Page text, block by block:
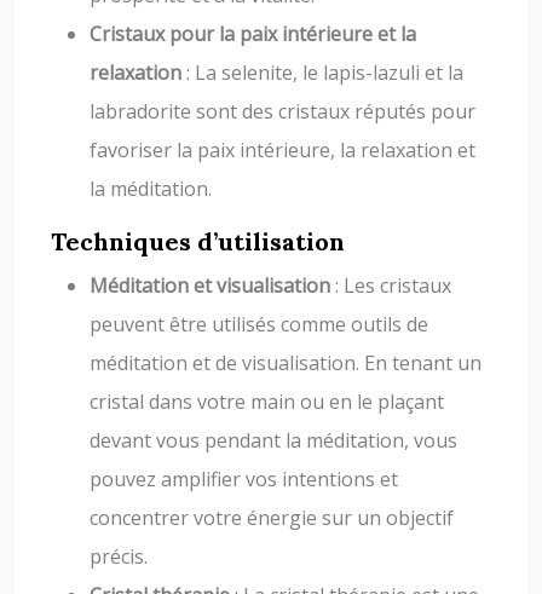
Cristaux pour la paix intérieure et la
relaxation: La selenite, le lapis-lazuli et la
labradorite sont des cristaux réputés pour
favoriser la paix intérieure, la relaxation et
la méditation.
Techniques d’utilisation
Méditation et visualisation: Les cristaux
peuvent être utilisés comme outils de
méditation et de visualisation. En tenant un
cristal dans votre main ou en le plaçant
devant vous pendant la méditation, vous
pouvez amplifier vos intentions et
concentrer votre énergie sur un objectif
précis.